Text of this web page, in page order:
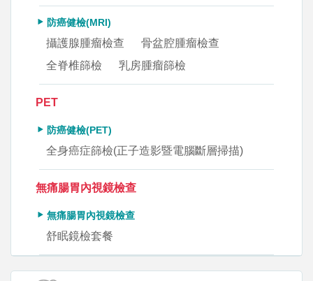
防癌健檢(MRI)
攝護腺腫瘤檢查
骨盆腔腫瘤檢查
全脊椎篩檢
乳房腫瘤篩檢
PET
防癌健檢(PET)
全身癌症篩檢(正子造影暨電腦斷層掃描)
無痛腸胃內視鏡檢查
無痛腸胃內視鏡檢查
舒眠鏡檢套餐